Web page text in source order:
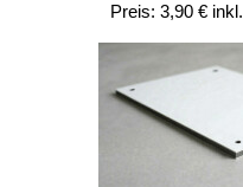
Preis: 3,90 €